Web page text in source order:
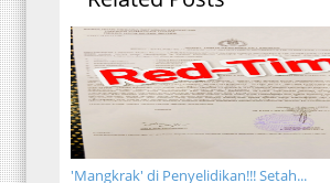
'Mangkrak' di Penyelidikan!!! Setah...